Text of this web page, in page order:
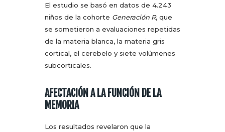
El estudio se basó en datos de 4.243
niños de la cohorte Generación R, que
se sometieron a evaluaciones repetidas
de la materia blanca, la materia gris
cortical, el cerebelo y siete volúmenes
subcorticales.
AFECTACIÓN A LA FUNCIÓN DE LA
MEMORIA
Los resultados revelaron que la